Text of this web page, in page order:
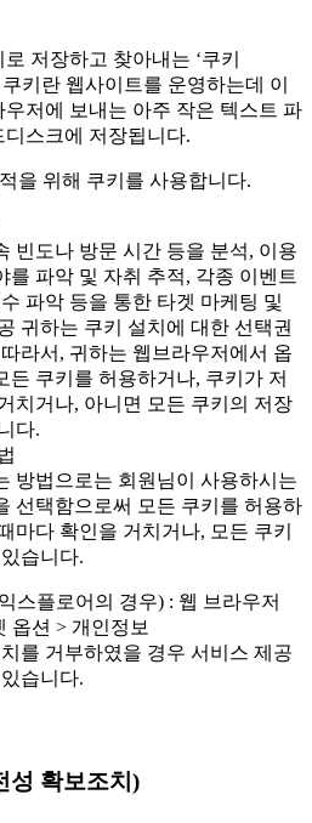
저장하고 찾아내는 ‘쿠키
키란 웹사이트를 운영하는데 이
저에 보내는 아주 작은 텍스트 파
스크에 저장됩니다.
을 위해 쿠키를 사용합니다.
빈도나 방문 시간 등을 분석, 이용
를 파악 및 자취 추적, 각종 이벤트
파악 등을 통한 타겟 마케팅 및
귀하는 쿠키 설치에 대한 선택권
라서, 귀하는 웹브라우저에서 옵
든 쿠키를 허용하거나, 쿠키가 저
치거나, 아니면 모든 쿠키의 저장
다.
방법으로는 회원님이 사용하시는
선택함으로써 모든 쿠키를 허용하
마다 확인을 거치거나, 모든 쿠키
습니다.
스플로어의 경우) : 웹 브라우저
옵션 > 개인정보
를 거부하였을 경우 서비스 제공
습니다.
성 확보조치)